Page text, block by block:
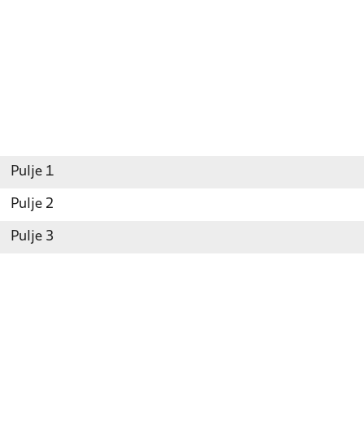
Pulje 1
Pulje 2
Pulje 3